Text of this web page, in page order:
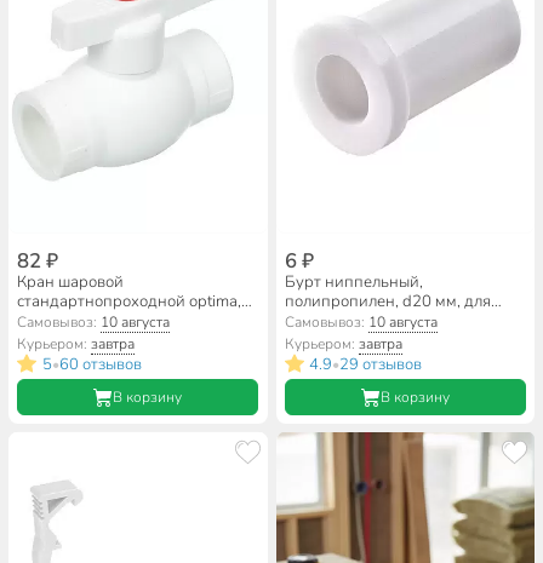
82 ₽
Кран шаровой
стандартнопроходной optima,
полипропилен, d25 мм, белый,
Valfex
Самовывоз: 10 августа
Курьером:завтра
5•60 отзывов
В корзину
6 ₽
Бурт ниппельный,
полипропилен, d20 мм, для
муфты, белый, Valfex
Самовывоз: 10 августа
Курьером: завтра
4.9•29 отзывов
В корзину